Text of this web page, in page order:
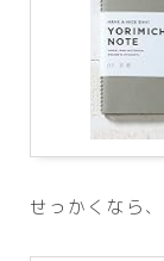
せっかくなら、